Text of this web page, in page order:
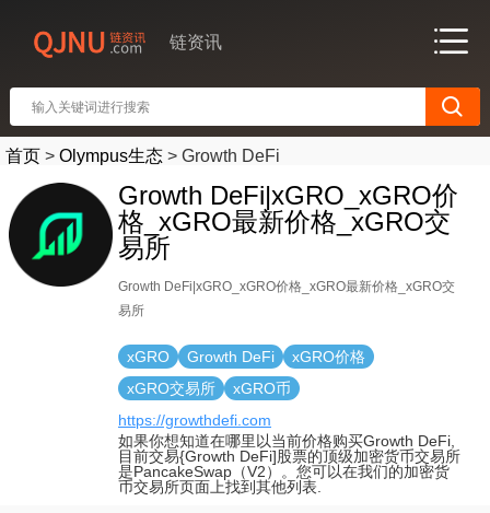
链资讯
首页 > Olympus生态 > Growth DeFi
Growth DeFi|xGRO_xGRO价
格_xGRO最新价格_xGRO交
易所
Growth DeFi|xGRO_xGRO价格_xGRO最新价格_xGRO交
易所
xGRO Growth DeFi
xGRO价格
xGRO交易所
xGRO币
https://growthdefi.com
如果你想知道在哪里以当前价格购买Growth DeFi,
目前交易{Growth DeFi]股票的顶级加密货币交易所
是PancakeSwap（V2）。您可以在我们的加密货
币交易所页面上找到其他列表.